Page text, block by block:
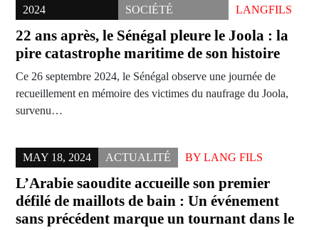
2024
SOCIÉTÉ
LANGFILS
22 ans après, le Sénégal pleure le Joola : la
pire catastrophe maritime de son histoire
Ce 26 septembre 2024, le Sénégal observe une journée de
recueillement en mémoire des victimes du naufrage du Joola,
survenu…
MAY 18, 2024 ACTUALITÉ BY LANG FILS
L’Arabie saoudite accueille son premier
défilé de maillots de bain : Un événement
sans précédent marque un tournant dans le